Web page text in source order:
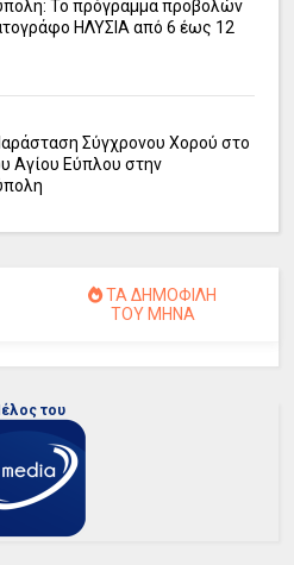
Το πρόγραμμα προβολών
ΗΛΥΣΙΑ από 6 έως 12
Σύγχρονου Χορού στο
Αγίου Εύπλου στην
ΤΑ ΔΗΜΟΦΙΛΗ
ΤΟΥ ΜΗΝΑ
του